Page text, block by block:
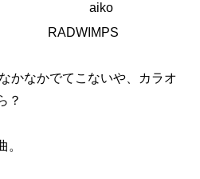
シ aiko
かなかでてこないや、カラオ
？
。